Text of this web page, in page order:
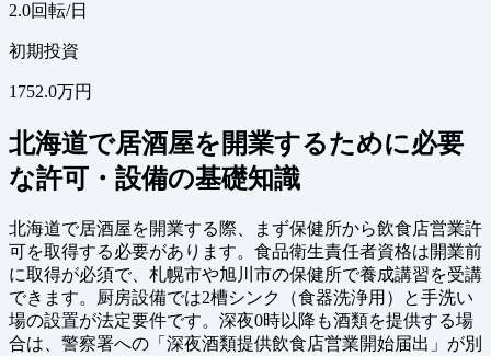
2.0回転/日
初期投資
1752.0万円
北海道で居酒屋を開業するために必要
な許可・設備の基礎知識
北海道で居酒屋を開業する際、まず保健所から飲食店営業許
可を取得する必要があります。食品衛生責任者資格は開業前
に取得が必須で、札幌市や旭川市の保健所で養成講習を受講
できます。厨房設備では2槽シンク（食器洗浄用）と手洗い
場の設置が法定要件です。深夜0時以降も酒類を提供する場
合は、警察署への「深夜酒類提供飲食店営業開始届出」が別